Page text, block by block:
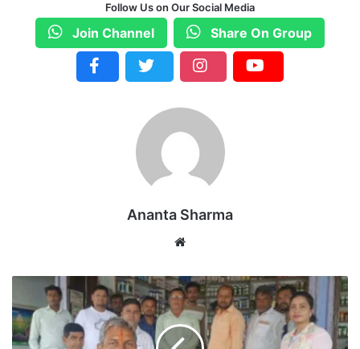
Follow Us on Our Social Media
Join Channel Share On Group
Ananta Sharma
te
रि
या
बं